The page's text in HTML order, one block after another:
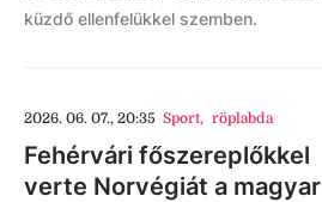
küzdő ellenfelükkel szemben.
2026. 06. 07., 20:35 Sport, röplabda
Fehérvári főszereplőkkel
verte Norvégiát a magyar